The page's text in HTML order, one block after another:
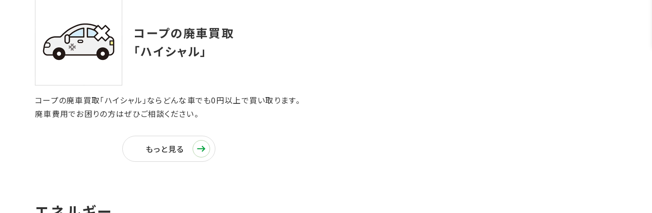
コープの廃車買取「ハイシャル」ならどんな車でも0円以上で買い取ります。
廃車費用でお困りの方はぜひご相談ください。
もっと見る